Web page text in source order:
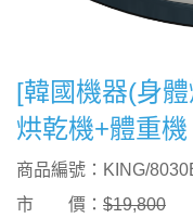
[韓國機器(身
烘乾機+體重機
商品編號：KING/
市 價： $19,800